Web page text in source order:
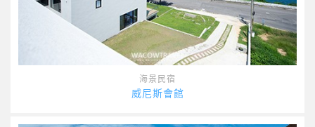
海景民宿
威尼斯會館